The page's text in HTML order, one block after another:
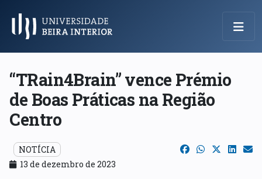
Menu Principal
“TRain4Brain” vence Prémio
de Boas Práticas na Região
Centro
NOTÍCIA
13 de dezembro de 2023